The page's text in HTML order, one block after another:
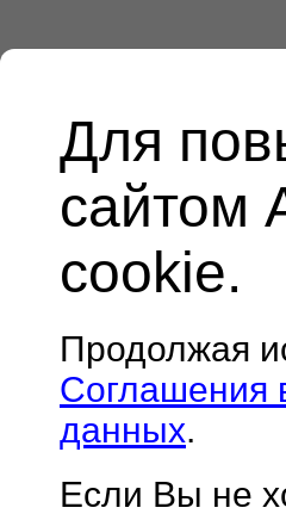
Для
сайтом
cookie.
Продолжая
Соглашения
данных.
Если Вы не